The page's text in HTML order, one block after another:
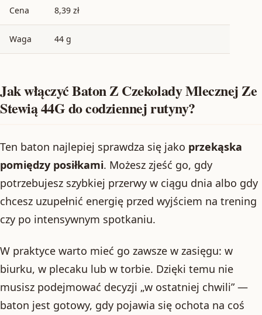
Cena 8,39 zł
Waga 44 g
Jak włączyć Baton Z Czekolady Mlecznej Ze
Stewią 44G do codziennej rutyny?
Ten baton najlepiej sprawdza się jako przekąska
pomiędzy posiłkami. Możesz zjeść go, gdy
potrzebujesz szybkiej przerwy w ciągu dnia albo gdy
chcesz uzupełnić energię przed wyjściem na trening
czy po intensywnym spotkaniu.
W praktyce warto mieć go zawsze w zasięgu: w
biurku, w plecaku lub w torbie. Dzięki temu nie
musisz podejmować decyzji „w ostatniej chwili” —
baton jest gotowy, gdy pojawia się ochota na coś